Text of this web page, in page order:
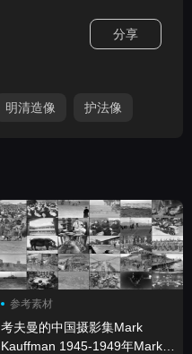
分享
明清造像 护法像
参考素材
考夫曼的中国摄影集Mark
Kauffman 1945-1949年Mark